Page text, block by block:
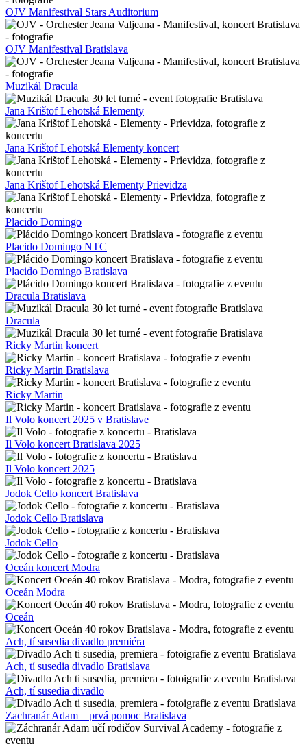
OJV Manifestival Stars Auditorium
OJV Manifestival Bratislava
Muzikál Dracula
Jana Krištof Lehotská Elementy
Jana Krištof Lehotská Elementy koncert
Jana Krištof Lehotská Elementy Prievidza
Placido Domingo
Placido Domingo NTC
Placido Domingo Bratislava
Dracula Bratislava
Dracula
Ricky Martin koncert
Ricky Martin Bratislava
Ricky Martin
Il Volo koncert 2025 v Bratislave
Il Volo koncert Bratislava 2025
Il Volo koncert 2025
Jodok Cello koncert Bratislava
Jodok Cello Bratislava
Jodok Cello
Oceán koncert Modra
Oceán Modra
Oceán
Ach, tí susedia divadlo premiéra
Ach, tí susedia divadlo Bratislava
Ach, tí susedia divadlo
Zachranár Adam – prvá pomoc Bratislava